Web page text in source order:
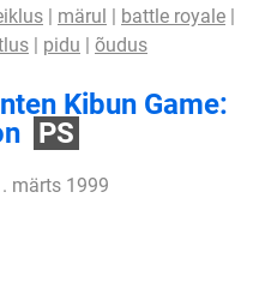
| märul | battle royale |
| pidu | õudus
Kibun Game:
PS
märts 1999